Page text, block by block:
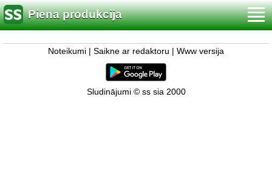
Piena produkcija
Noteikumi Saikne ar redaktoru Www versija
Sludinājumi © ss sia 2000